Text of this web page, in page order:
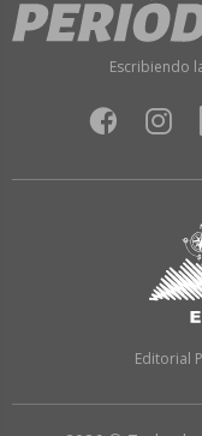
Escribiendo
Editorial